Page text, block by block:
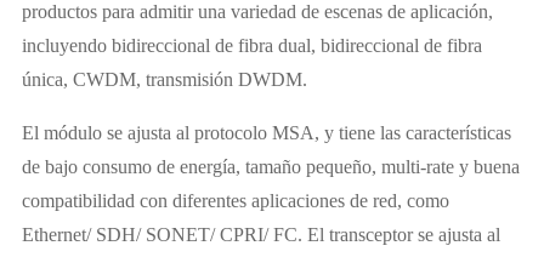
productos para admitir una variedad de escenas de aplicación,
incluyendo bidireccional de fibra dual, bidireccional de fibra
única, CWDM, transmisión DWDM.
El módulo se ajusta al protocolo MSA, y tiene las características
de bajo consumo de energía, tamaño pequeño, multi-rate y buena
compatibilidad con diferentes aplicaciones de red, como
Ethernet/ SDH/ SONET/ CPRI/ FC. El transceptor se ajusta al